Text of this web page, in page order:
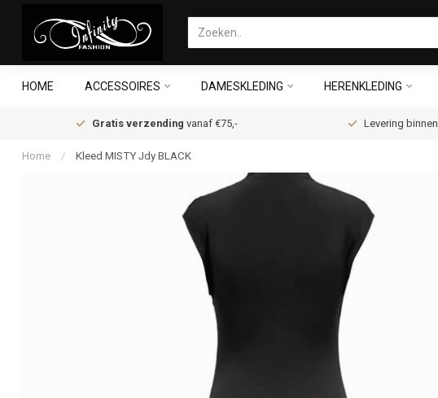
HOME ACCESSOIRES DAMESKLEDING HERENKLEDING
Gratis verzending vanaf €75,- Levering binnen
Home / Kleed MISTY Jdy BLACK